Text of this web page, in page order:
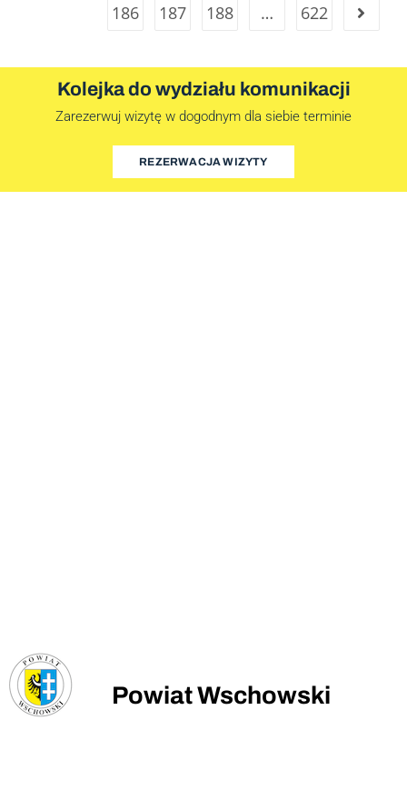
186
187 188 … 622
Kolejka do wydziału komunikacji
Zarezerwuj wizytę w dogodnym dla siebie terminie
REZERWACJA WIZYTY
Powiat Wschowski